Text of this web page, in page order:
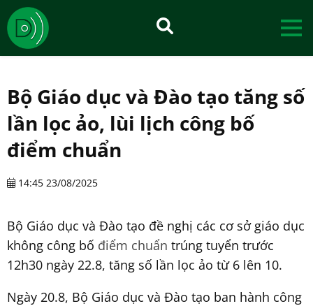
Bộ Giáo dục và Đào tạo tăng số
lần lọc ảo, lùi lịch công bố
điểm chuẩn
14:45 23/08/2025
Bộ Giáo dục và Đào tạo đề nghị các cơ sở giáo dục
không công bố điểm chuẩn trúng tuyển trước
12h30 ngày 22.8, tăng số lần lọc ảo từ 6 lên 10.
Ngày 20.8, Bộ Giáo dục và Đào tạo ban hành công